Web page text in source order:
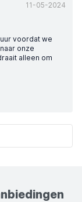
11-05-2024
voordat we
onze
alleen om